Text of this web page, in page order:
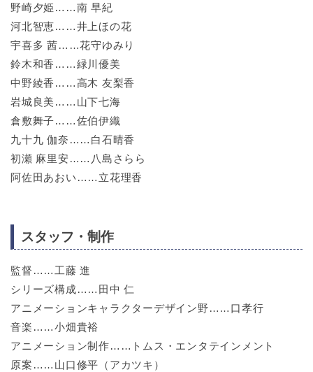
野崎夕姫……南 早紀
河北智恵……井上ほの花
宇喜多 茜……花守ゆみり
鈴木和香……緑川優美
中野綾香……高木 友梨香
岩城良美……山下七海
倉敷舞子……佐伯伊織
九十九 伽奈……白石晴香
初瀬 麻里安……八島さらら
阿佐田あおい……立花理香
スタッフ・制作
監督……工藤 進
シリーズ構成……田中 仁
アニメーションキャラクターデザイン野……口孝行
音楽……小畑貴裕
アニメーション制作……トムス・エンタテインメント
原案……山口修平（アカツキ）